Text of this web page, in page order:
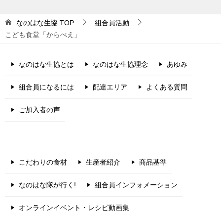
なのはな生協 TOP
組合員活動
こども食堂「からべえ」
なのはな生協とは なのはな生協理念 あゆみ
組合員になるには 配達エリア よくある質問
ご加入者の声
こだわりの食材 生産者紹介 商品基準
なのはな隊が行く! 組合員インフォメーション
オンラインイベント・レシピ動画集